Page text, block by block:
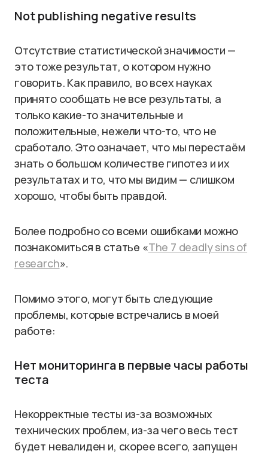
Not publishing negative results
Отсутствие статистической значимости —
это тоже результат, о котором нужно
говорить. Как правило, во всех науках
принято сообщать не все результаты, а
только какие-то значительные и
положительные, нежели что-то, что не
сработало. Это означает, что мы перестаём
знать о большом количестве гипотез и их
результатах и то, что мы видим — слишком
хорошо, чтобы быть правдой.
Более подробно со всеми ошибками можно
познакомиться в статье «The 7 deadly sins of
research».
Помимо этого, могут быть следующие
проблемы, которые встречались в моей
работе:
Нет мониторинга в первые часы работы
теста
Некорректные тесты из-за возможных
технических проблем, из-за чего весь тест
будет невалиден и, скорее всего, запущен